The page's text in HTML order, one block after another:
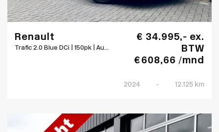
Renault
Trafic 2.0 Blue DCi | 150pk | Au...
€ 34.995,- ex.
BTW
€ 608,66 /mnd
2024 - 12.125 km